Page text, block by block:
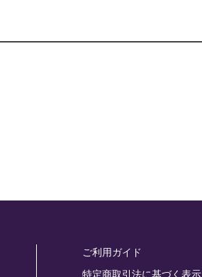
ご利用ガイド
特定商取引法に基づく表示